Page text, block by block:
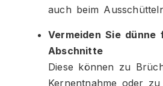
auch beim
Vermeiden Sie dünne
Abschnitte
Diese können zu
Kernentnahme oder zu